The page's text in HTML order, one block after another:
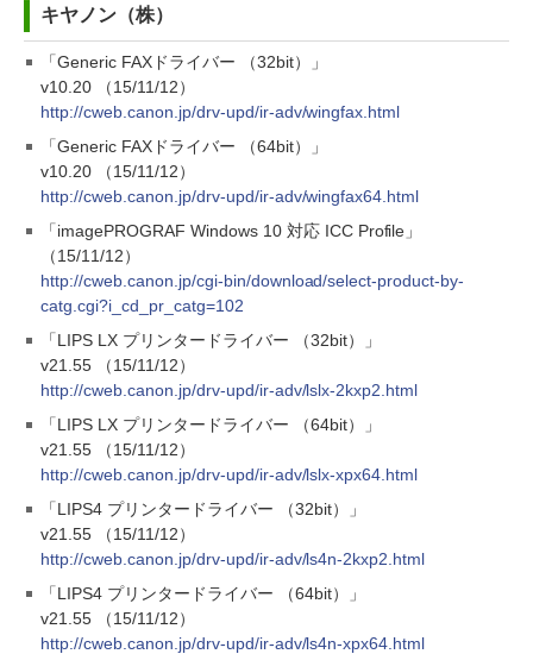
キヤノン（株）
「Generic FAXドライバー （32bit）」
v10.20 （15/11/12）
http://cweb.canon.jp/drv-upd/ir-adv/wingfax.html
「Generic FAXドライバー （64bit）」
v10.20 （15/11/12）
http://cweb.canon.jp/drv-upd/ir-adv/wingfax64.html
「imagePROGRAF Windows 10 対応 ICC Profile」
（15/11/12）
http://cweb.canon.jp/cgi-bin/download/select-product-by-
catg.cgi?i_cd_pr_catg=102
「LIPS LX プリンタードライバー （32bit）」
v21.55 （15/11/12）
http://cweb.canon.jp/drv-upd/ir-adv/lslx-2kxp2.html
「LIPS LX プリンタードライバー （64bit）」
v21.55 （15/11/12）
http://cweb.canon.jp/drv-upd/ir-adv/lslx-xpx64.html
「LIPS4 プリンタードライバー （32bit）」
v21.55 （15/11/12）
http://cweb.canon.jp/drv-upd/ir-adv/ls4n-2kxp2.html
「LIPS4 プリンタードライバー （64bit）」
v21.55 （15/11/12）
http://cweb.canon.jp/drv-upd/ir-adv/ls4n-xpx64.html